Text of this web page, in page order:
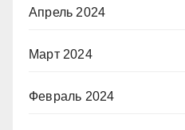
Апрель 2024
Март 2024
Февраль 2024